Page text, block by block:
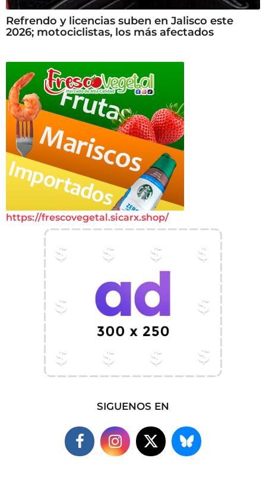
Refrendo y licencias suben en Jalisco este
2026; motociclistas, los más afectados
https://frescovegetal.sicarx.shop/
SIGUENOS EN